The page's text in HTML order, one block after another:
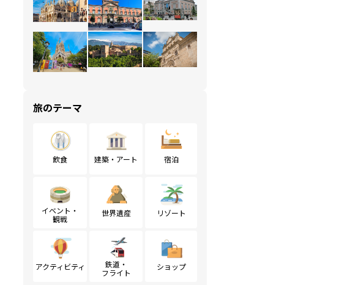
旅のテーマ
飲食 建築・アート 宿泊
イベント・
観戦
世界遺産 リゾート
アクティビティ
鉄道・
フライト
ショップ